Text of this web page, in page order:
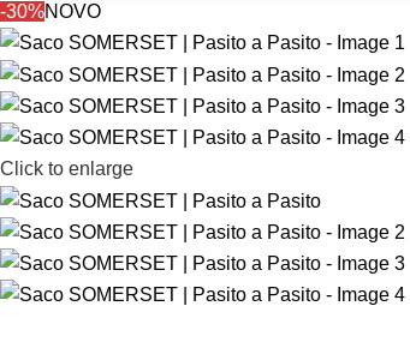
-30%NOVO
Click to enlarge